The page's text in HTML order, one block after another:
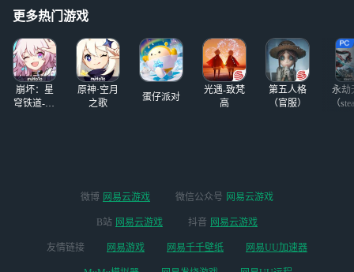
永劫无间没充钱一样，真的
更多热门游戏
崩坏：星
穹铁道-4.4
原神·空月
之歌
蛋仔派对
光遇-致梵
高
第五人格
（官服）
永劫
（
微博 网易云游戏 微信公众号 网易云游戏
B站 网易云游戏 抖音 网易云游戏
友情链接 网易游戏 网易千千壁纸 网易UU加速器